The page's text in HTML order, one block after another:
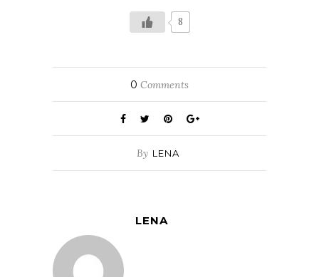
8
0 Comments
By LENA
LENA